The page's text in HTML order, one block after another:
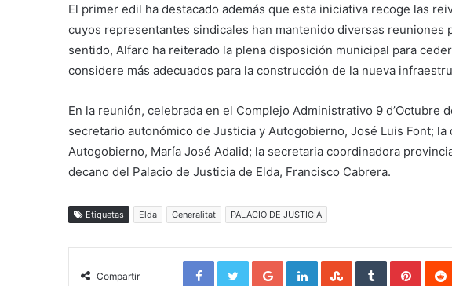
El primer edil ha destacado además que esta iniciativa recoge las
cuyos representantes sindicales han mantenido diversas reuniones
sentido, Alfaro ha reiterado la plena disposición municipal para
considere más adecuados para la construcción de la nueva
En la reunión, celebrada en el Complejo Administrativo 9 d’Octubre
secretario autonómico de Justicia y Autogobierno, José Luis Font;
Autogobierno, María José Adalid; la secretaria coordinadora
decano del Palacio de Justicia de Elda, Francisco Cabrera.
Etiquetas Elda Generalitat PALACIO DE JUSTICIA
Compartir
Facebook Twitter Google+ LinkedIn StumbleUpon Tumblr Pinterest